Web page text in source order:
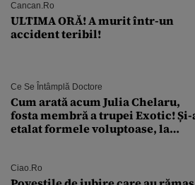
Cancan.ro
ULTIMA ORĂ! A murit într-un
accident teribil!
Ce Se Întâmplă Doctore
Cum arată acum Julia Chelaru,
fosta membră a trupei Exotic! Și-a
etalat formele voluptoase, la
Ciao.ro